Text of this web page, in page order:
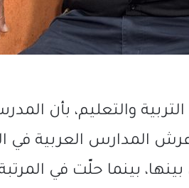
والتعليم، بأن
المدارس العربية في
بينما حلّت في المرتبة